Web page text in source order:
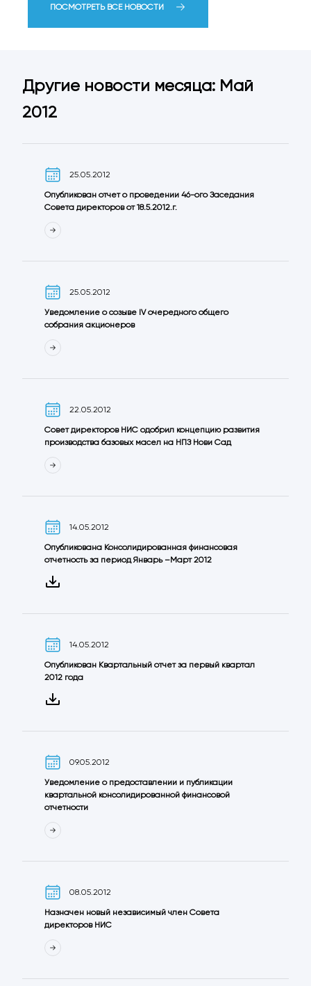
ПОСМОТРЕТЬ ВСЕ НОВОСТИ
Другие новости месяца: Май
2012
25.05.2012
Опубликован отчет о проведении 46-ого Заседания
Совета директоров от 18.5.2012.г.
25.05.2012
Уведомление о созыве IV очередного общего
собрания акционеров
22.05.2012
Совет директоров НИС одобрил концепцию развития
производства базовых масел на НПЗ Нови Сад
14.05.2012
Опубликована Консолидированная финансовая
отчетность за период Январь –Март 2012
14.05.2012
Опубликован Квартальный отчет за первый квартал
2012 года
09.05.2012
Уведомление о предоставлении и публикации
квартальной консолидированной финансовой
отчетности
08.05.2012
Назначен новый независимый член Совета
директоров НИС